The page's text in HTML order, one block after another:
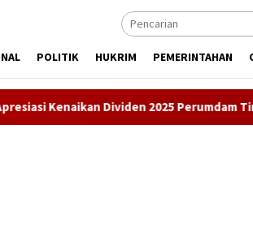
POLITIK HUKRIM PEMERINTAHAN
2025 Perumdam Tirta Tarum, Naik